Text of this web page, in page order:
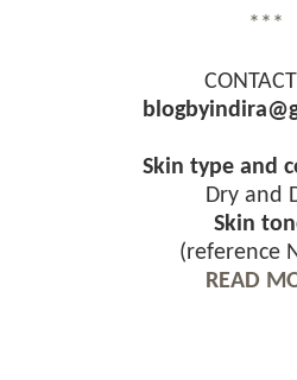
***
Skin type and
Dry and
Skin
(reference
READ